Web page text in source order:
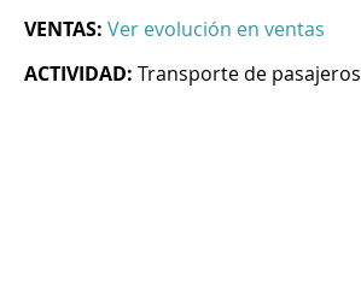
VENTAS: Ver evolución en ventas
ACTIVIDAD: Transporte de pasajeros